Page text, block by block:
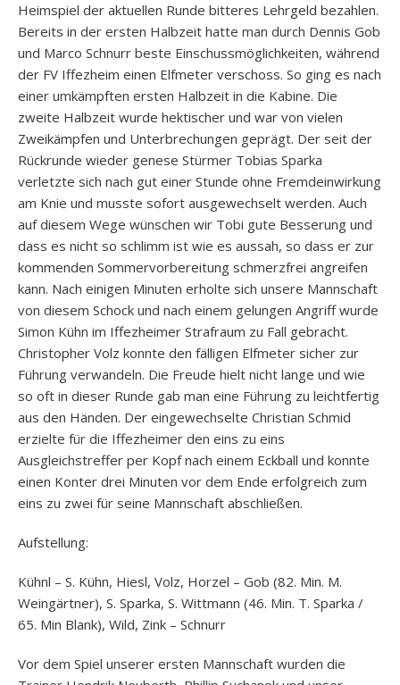
Heimspiel der aktuellen Runde bitteres Lehrgeld bezahlen.
Bereits in der ersten Halbzeit hatte man durch Dennis Gob
und Marco Schnurr beste Einschussmöglichkeiten, während
der FV Iffezheim einen Elfmeter verschoss. So ging es nach
einer umkämpften ersten Halbzeit in die Kabine. Die
zweite Halbzeit wurde hektischer und war von vielen
Zweikämpfen und Unterbrechungen geprägt. Der seit der
Rückrunde wieder genese Stürmer Tobias Sparka
verletzte sich nach gut einer Stunde ohne Fremdeinwirkung
am Knie und musste sofort ausgewechselt werden. Auch
auf diesem Wege wünschen wir Tobi gute Besserung und
dass es nicht so schlimm ist wie es aussah, so dass er zur
kommenden Sommervorbereitung schmerzfrei angreifen
kann. Nach einigen Minuten erholte sich unsere Mannschaft
von diesem Schock und nach einem gelungen Angriff wurde
Simon Kühn im Iffezheimer Strafraum zu Fall gebracht.
Christopher Volz konnte den fälligen Elfmeter sicher zur
Führung verwandeln. Die Freude hielt nicht lange und wie
so oft in dieser Runde gab man eine Führung zu leichtfertig
aus den Händen. Der eingewechselte Christian Schmid
erzielte für die Iffezheimer den eins zu eins
Ausgleichstreffer per Kopf nach einem Eckball und konnte
einen Konter drei Minuten vor dem Ende erfolgreich zum
eins zu zwei für seine Mannschaft abschließen.
Aufstellung:
Kühnl – S. Kühn, Hiesl, Volz, Horzel – Gob (82. Min. M.
Weingärtner), S. Sparka, S. Wittmann (46. Min. T. Sparka /
65. Min Blank), Wild, Zink – Schnurr
Vor dem Spiel unserer ersten Mannschaft wurden die